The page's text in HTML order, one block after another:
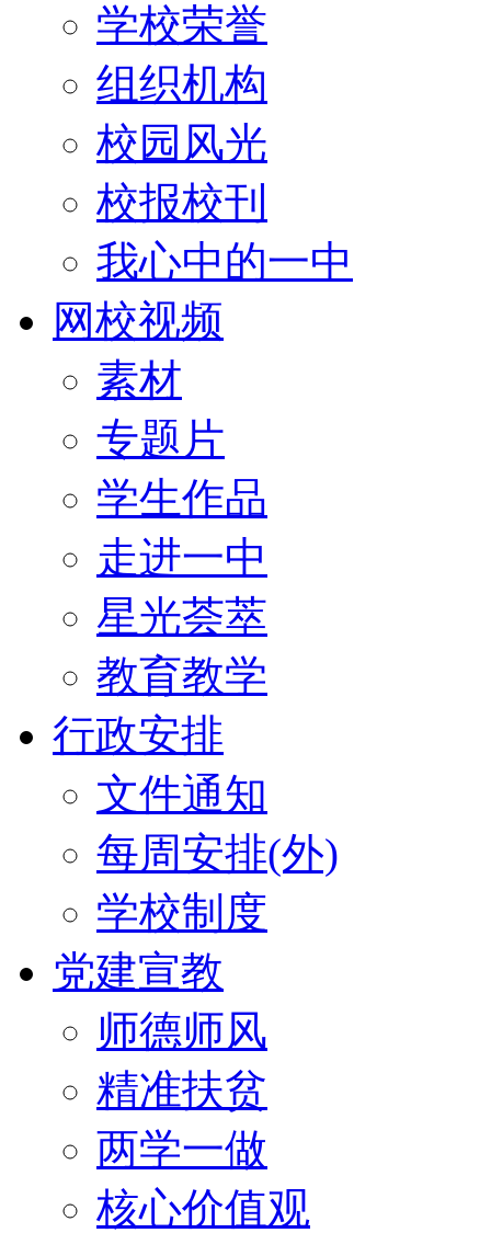
学校荣誉
组织机构
校园风光
校报校刊
我心中的一中
网校视频
素材
专题片
学生作品
走进一中
星光荟萃
教育教学
行政安排
文件通知
每周安排(外)
学校制度
党建宣教
师德师风
精准扶贫
两学一做
核心价值观